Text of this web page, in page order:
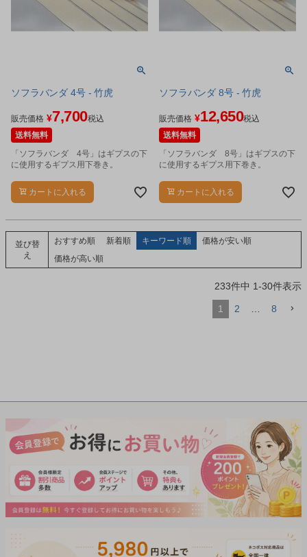
ソフラバンダ 4号 - 竹虎
販売価格 ¥7,700税込
送料無料
「ソフラバンダ 4号」はギプスの下
に使用するギプス用下巻き。
カートに入れる
ソフラバンダ 8号 - 竹虎
販売価格 ¥12,650税込
送料無料
「ソフラバンダ 8号」はギプスの下
に使用するギプス用下巻き。
カートに入れる
並び替
え
おすすめ順 新着順 キーワード順
価格が安い順
価格が高い順
233件中 1-30件表示
1 2 … 8